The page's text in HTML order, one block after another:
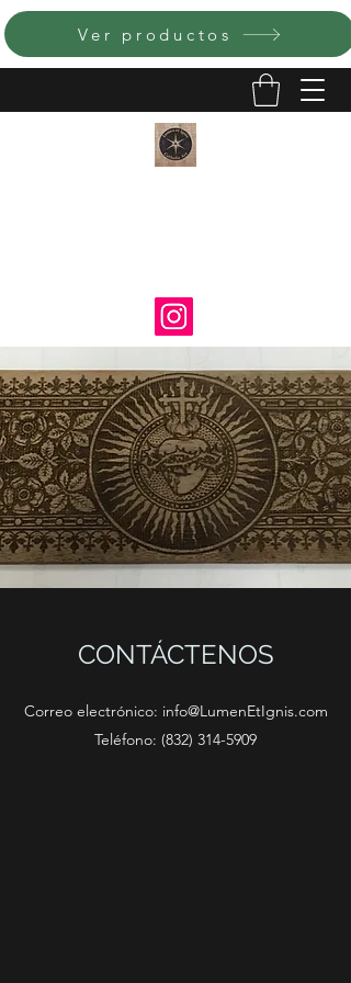
Ver productos
CONTÁCTENOS
Correo electrónico: info@LumenEtIgnis.com
Teléfono: (832) 314-5909